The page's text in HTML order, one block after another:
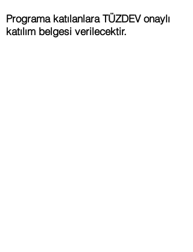
Programa katılanlara TÜZDEV onaylı
katılım belgesi verilecektir.